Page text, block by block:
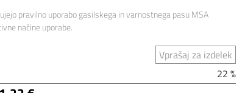
pravilno uporabo gasilskega in varnostnega pasu MSA
načine uporabe.
Vprašaj za izdelek
22 %